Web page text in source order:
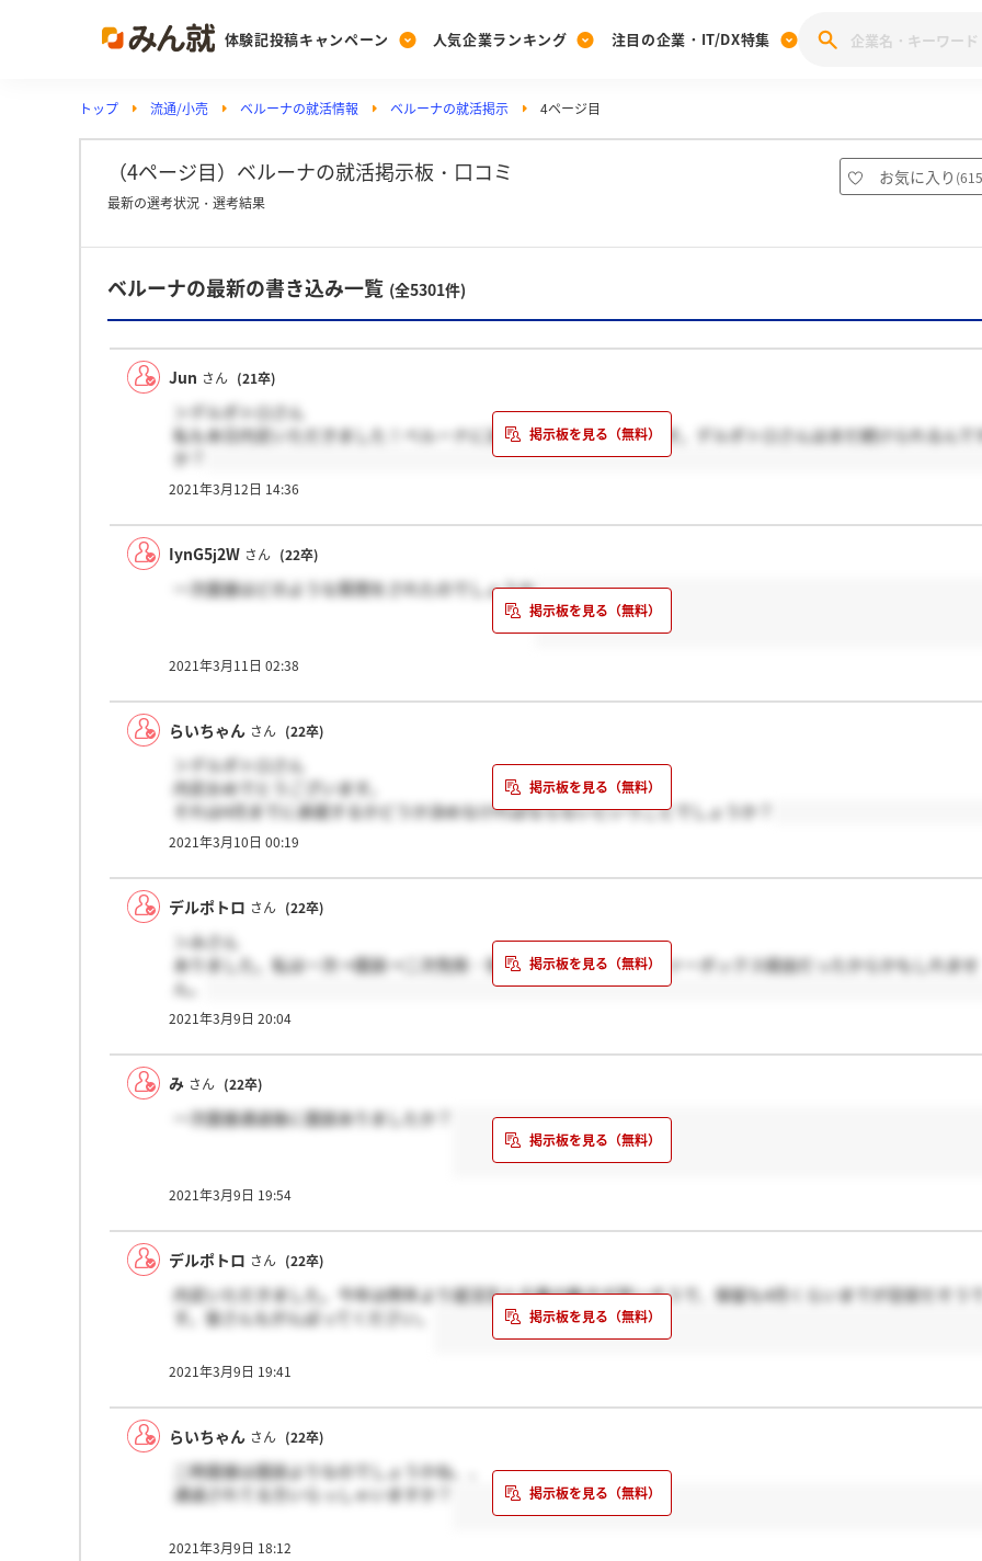
体験記投稿キャンペーン
Post
投稿する
[27卒] 本選考体験記投稿キャンペーン
人気企業ランキング
Ranking
ランキングを見る
Vote
投票する
注目の企業・IT/DX特集
PickUp
注目の企業特集
動画で知ろう！業界・企業研究
トップ 流通/小売 ベルーナの就活情報 ベルーナの就活掲示 4ページ目
（4ページ目）ベルーナの就活掲示板・口コミ お気に入り (
最新の選考状況・選考結果
ベルーナの最新の書き込み一覧 (全5301件)
Jun さん (21卒)
＞デルポトロさん
私も本日内定いただきました！ベルーナに決めちゃおうと思ってます。デルポトロさんはまだ続けられるんで
か？
2021年3月12日 14:36
IynG5j2W さん (22卒)
一次面接はどのような質問をされたのでしょうか
2021年3月11日 02:38
らいちゃん さん (22卒)
＞デルポトロさん
内定おめでとうございます。
それは4月までに承諾するかどうか決めなければならないということでしょうか？
2021年3月10日 00:19
デルポトロ さん (22卒)
＞みさん
ありました。私は一次→面談→二次免除・役員→内定でした。オファーボックス経由だったからかもしれませ
ん。
2021年3月9日 20:04
み さん (22卒)
一次面接通過後に面談ありましたか？
2021年3月9日 19:54
デルポトロ さん (22卒)
内定いただきました。今年は例年より就活生と企業の動きが早いそうで、保留も4月くらいまでが目安だそう
す。皆さんもがんばってください。
2021年3月9日 19:41
らいちゃん さん (22卒)
二時面接は面談よりなのでしょうかね、、
通過されてる方いらっしゃいますか？
2021年3月9日 18:12